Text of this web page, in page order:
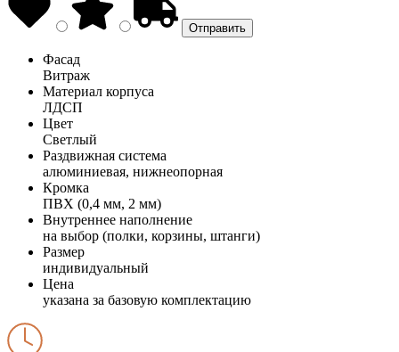
Фасад
Витраж
Материал корпуса
ЛДСП
Цвет
Светлый
Раздвижная система
алюминиевая, нижнеопорная
Кромка
ПВХ (0,4 мм, 2 мм)
Внутреннее наполнение
на выбор (полки, корзины, штанги)
Размер
индивидуальный
Цена
указана за базовую комплектацию